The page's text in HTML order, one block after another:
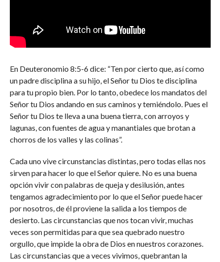
En Deuteronomio 8:5-6 dice: “Ten por cierto que, así como
un padre disciplina a su hijo, el Señor tu Dios te disciplina
para tu propio bien. Por lo tanto, obedece los mandatos del
Señor tu Dios andando en sus caminos y temiéndolo. Pues el
Señor tu Dios te lleva a una buena tierra, con arroyos y
lagunas, con fuentes de agua y manantiales que brotan a
chorros de los valles y las colinas”.
Cada uno vive circunstancias distintas, pero todas ellas nos
sirven para hacer lo que el Señor quiere. No es una buena
opción vivir con palabras de queja y desilusión, antes
tengamos agradecimiento por lo que el Señor puede hacer
por nosotros, de él proviene la salida a los tiempos de
desierto. Las circunstancias que nos tocan vivir, muchas
veces son permitidas para que sea quebrado nuestro
orgullo, que impide la obra de Dios en nuestros corazones.
Las circunstancias que a veces vivimos, quebrantan la